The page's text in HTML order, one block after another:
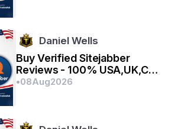
हूं मुझे गर्व है भारत की बेटी पर।
Daniel Wells
Buy Verified Sitejabber
Reviews - 100% USA,UK,CA
Reviews
•08Aug2026